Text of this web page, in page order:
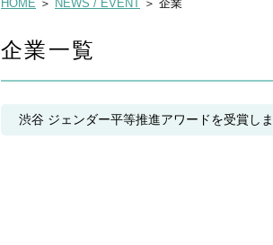
HOME ＞ NEWS / EVENT ＞ 企業
企業一覧
渋谷 ジェンダー平等推進アワードを受賞し